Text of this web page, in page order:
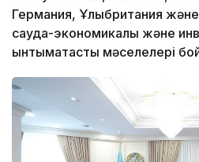
Германия, Ұлыбритания
сауда-экономикалық және
ынтымақтастық мәселелері